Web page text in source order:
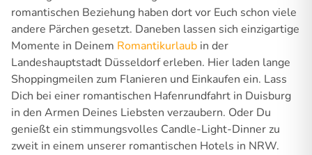
romantischen Beziehung haben dort vor Euch schon viele
andere Pärchen gesetzt. Daneben lassen sich einzigartige
Momente in Deinem Romantikurlaub in der
Landeshauptstadt Düsseldorf erleben. Hier laden lange
Shoppingmeilen zum Flanieren und Einkaufen ein. Lass
Dich bei einer romantischen Hafenrundfahrt in Duisburg
in den Armen Deines Liebsten verzaubern. Oder Du
genießt ein stimmungsvolles Candle-Light-Dinner zu
zweit in einem unserer romantischen Hotels in NRW.